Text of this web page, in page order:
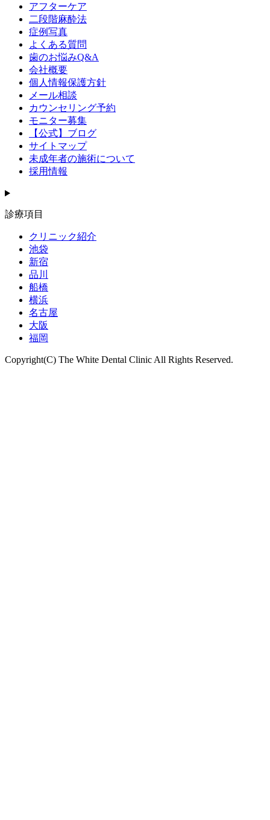
アフターケア
二段階麻酔法
症例写真
よくある質問
歯のお悩みQ&A
会社概要
個人情報保護方針
メール相談
カウンセリング予約
モニター募集
【公式】ブログ
サイトマップ
未成年者の施術について
採用情報
診療項目
クリニック紹介
池袋
新宿
品川
船橋
横浜
名古屋
大阪
福岡
Copyright(C) The White Dental Clinic All Rights Reserved.